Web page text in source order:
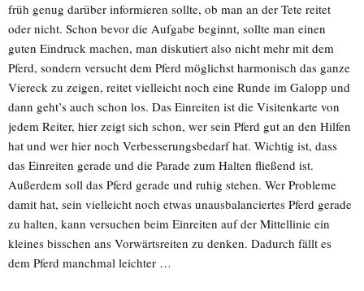
früh genug darüber informieren sollte, ob man an der Tete reitet
oder nicht. Schon bevor die Aufgabe beginnt, sollte man einen
guten Eindruck machen, man diskutiert also nicht mehr mit dem
Pferd, sondern versucht dem Pferd möglichst harmonisch das ganze
Viereck zu zeigen, reitet vielleicht noch eine Runde im Galopp und
dann geht’s auch schon los. Das Einreiten ist die Visitenkarte von
jedem Reiter, hier zeigt sich schon, wer sein Pferd gut an den Hilfen
hat und wer hier noch Verbesserungsbedarf hat. Wichtig ist, dass
das Einreiten gerade und die Parade zum Halten fließend ist.
Außerdem soll das Pferd gerade und ruhig stehen. Wer Probleme
damit hat, sein vielleicht noch etwas unausbalanciertes Pferd gerade
zu halten, kann versuchen beim Einreiten auf der Mittellinie ein
kleines bisschen ans Vorwärtsreiten zu denken. Dadurch fällt es
dem Pferd manchmal leichter …